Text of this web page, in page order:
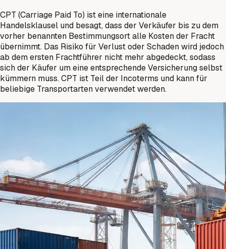
CPT (Carriage Paid To) ist eine internationale
Handelsklausel und besagt, dass der Verkäufer bis zu dem
vorher benannten Bestimmungsort alle Kosten der Fracht
übernimmt. Das Risiko für Verlust oder Schaden wird jedoch
ab dem ersten Frachtführer nicht mehr abgedeckt, sodass
sich der Käufer um eine entsprechende Versicherung selbst
kümmern muss. CPT ist Teil der Incoterms und kann für
beliebige Transportarten verwendet werden.